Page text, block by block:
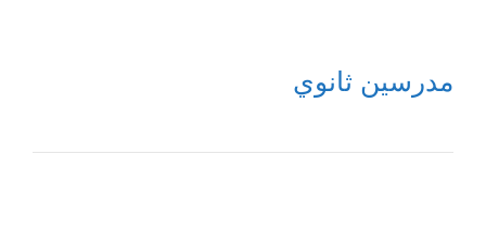
مدرسين ثانوي